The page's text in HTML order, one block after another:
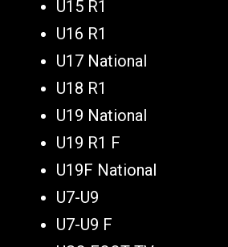
U15 R1
U16 R1
U17 National
U18 R1
U19 National
U19 R1 F
U19F National
U7-U9
U7-U9 F